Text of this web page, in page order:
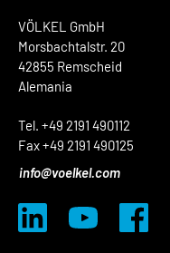
VÖLKEL GmbH
Morsbachtalstr. 20
42855 Remscheid
Alemania
Tel. +49 2191 490112
Fax +49 2191 490125
info@voelkel.com